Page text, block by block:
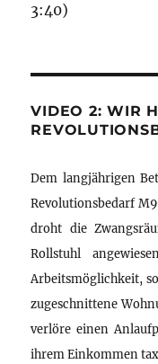
3:40)
VIDEO 2: WIR
Dem langjährigen
Revolutionsbedarf
droht die
Rollstuhl
Arbeitsmöglichkeit,
zugeschnittene
verlöre einen
ihrem Einkommen